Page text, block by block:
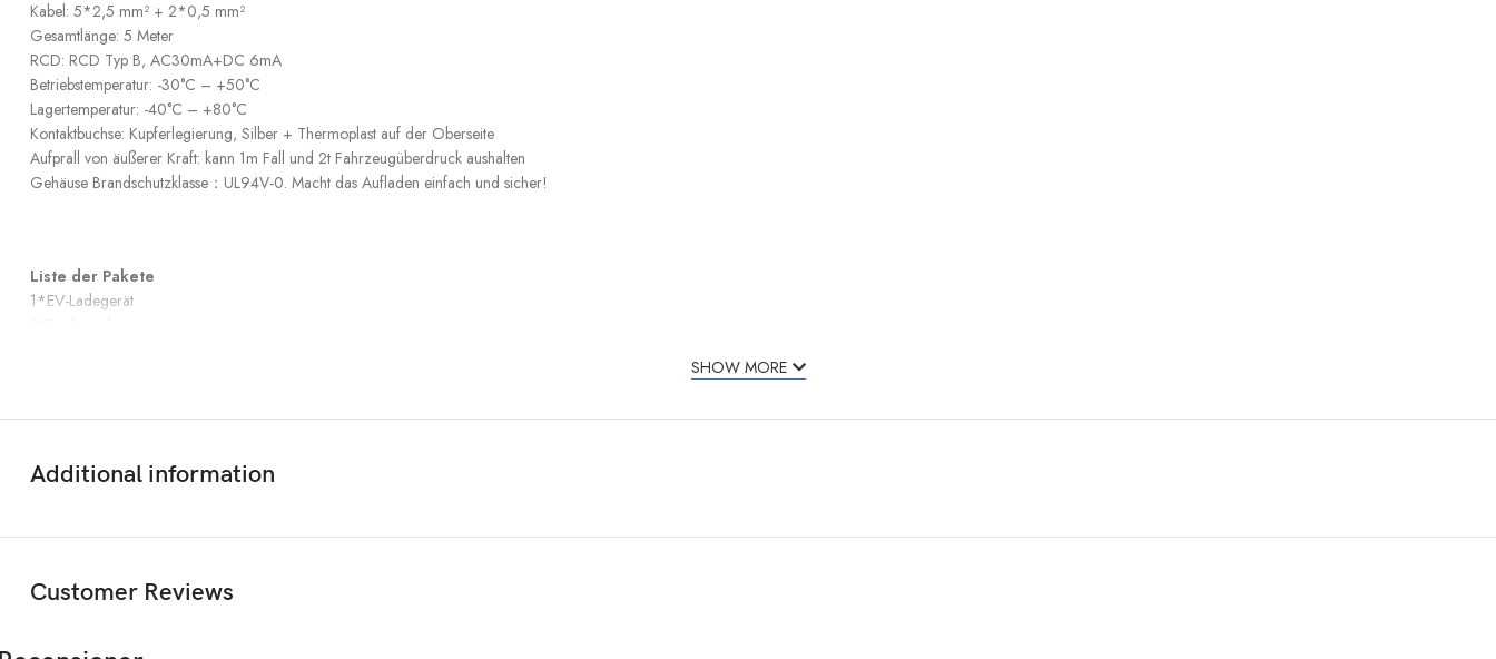
Kabel: 5*2,5 mm² + 2*0,5 mm²
Gesamtlänge: 5 Meter
RCD: RCD Typ B, AC30mA+DC 6mA
Betriebstemperatur: -30°C – +50°C
Lagertemperatur: -40°C – +80°C
Kontaktbuchse: Kupferlegierung, Silber + Thermoplast auf der Oberseite
Aufprall von äußerer Kraft: kann 1m Fall und 2t Fahrzeugüberdruck aushalten
Gehäuse Brandschutzklasse：UL94V-0. Macht das Aufladen einfach und sicher!
Liste der Pakete
1*EV-Ladegerät
mit CEE16A auf Typ2 Steckeradapter,das tragbare Ladegerät kann an der Ladestation verwendet werden, am besten für Reisen.
SHOW MORE
Additional information
Customer Reviews